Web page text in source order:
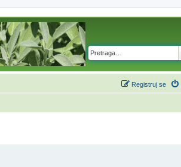
Registruj se